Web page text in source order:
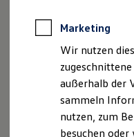
Anpfiff zum
Elektroautos
ID.
Reichweite
Marketing
Wir nutzen
außerhalb der
sammeln
nutzen, zum
besuchen oder